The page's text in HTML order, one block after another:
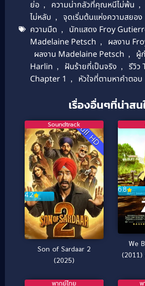
ย่อ , ความน่ากลัวที่คุณหนีไม่พ้น ,
ไม่หลับ , จุดเริ่มต้นแห่งความสยอง
ความมืด , นักแสดง Froy
Madelaine Petsch , ผลงาน
ผลงาน Madelaine Petsch ,
ผู้
Harlin , ฝันร้ายที่เป็นจริง ,
รีวิว
Chapter 1 , หัวใจที่ตามหาคำตอบ
เรื่องอื่นๆที่น่าสน
Full HD
4.2
Soundtrack
Son of Sardaar 2
(2025)
6.8
We
(2011)
พากย์ไทย พ